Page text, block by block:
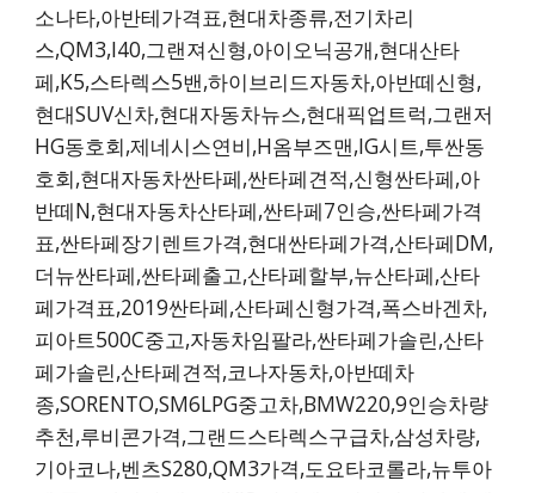
소나타,아반테가격표,현대차종류,전기차리
스,QM3,I40,그랜져신형,아이오닉공개,현대산타
페,K5,스타렉스5밴,하이브리드자동차,아반떼신형,
현대SUV신차,현대자동차뉴스,현대픽업트럭,그랜저
HG동호회,제네시스연비,H옴부즈맨,IG시트,투싼동
호회,현대자동차싼타페,싼타페견적,신형싼타페,아
반떼N,현대자동차산타페,싼타페7인승,싼타페가격
표,싼타페장기렌트가격,현대싼타페가격,산타페DM,
더뉴싼타페,싼타페출고,산타페할부,뉴산타페,산타
페가격표,2019싼타페,산타페신형가격,폭스바겐차,
피아트500C중고,자동차임팔라,싼타페가솔린,산타
페가솔린,산타페견적,코나자동차,아반떼차
종,SORENTO,SM6LPG중고차,BMW220,9인승차량
추천,루비콘가격,그랜드스타렉스구급차,삼성차량,
기아코나,벤츠S280,QM3가격,도요타코롤라,뉴투아